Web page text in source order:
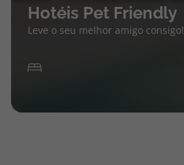
Hotéis Pet Friendly
Leve o seu melhor amigo consigo!